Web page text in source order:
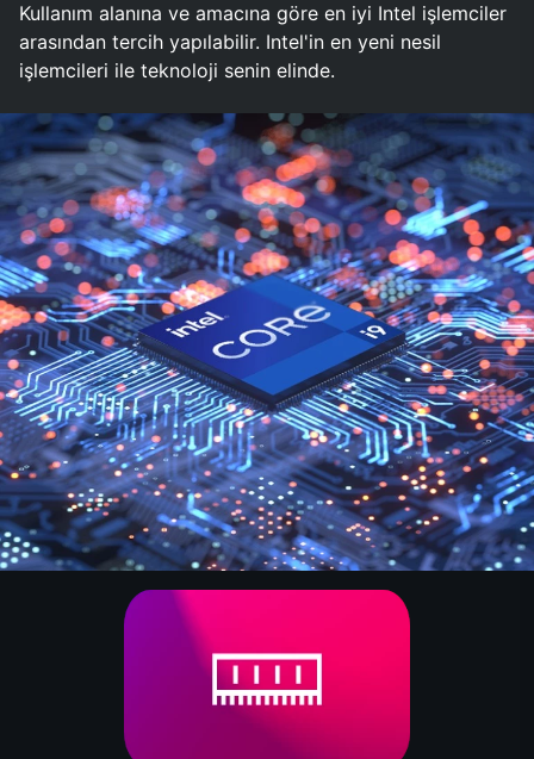
Kullanım alanına ve amacına göre en iyi Intel işlemciler
arasından tercih yapılabilir. Intel'in en yeni nesil
işlemcileri ile teknoloji senin elinde.